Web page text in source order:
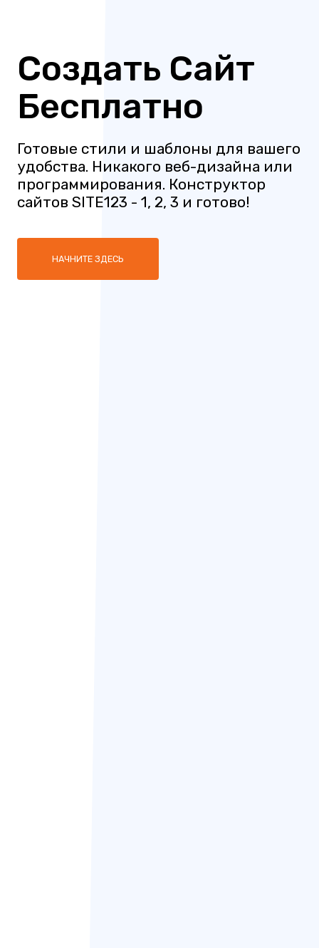
Создать Сайт
Бесплатно
Готовые стили и шаблоны для вашего
удобства. Никакого веб-дизайна или
программирования. Конструктор
сайтов SITE123 - 1, 2, 3 и готово!
НАЧНИТЕ ЗДЕСЬ